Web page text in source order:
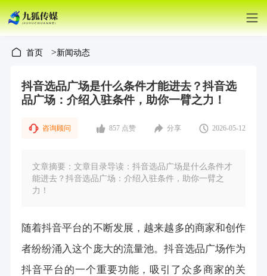
首页 >新闻动态
抖音选品广场是什么条件才能进去？抖音选
品广场：介绍入驻条件，助你一臂之力！
咨询顾问 857 点赞 分享 2026-05-12
文章摘要：文章目录导读：抖音选品广场是什么条件才
能进去？抖音选品广场：介绍入驻条件，助你一臂之
力！
随着抖音平台的不断发展，越来越多的商家和创作
者纷纷涌入这个庞大的流量池。抖音选品广场作为
抖音平台的一个重要功能，吸引了众多商家的关